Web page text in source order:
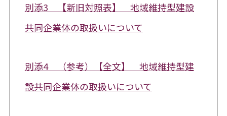
別添3 【新旧対照表】 地域維持型建設
共同企業体の取扱いについて
別添4 （参考）【全文】 地域維持型建
設共同企業体の取扱いについて